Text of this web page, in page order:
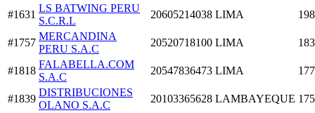
#1631
LS BATWING PERU
S.C.R.L
20605214038 LIMA
#1757
MERCANDINA
PERU S.A.C
20520718100 LIMA
#1818
FALABELLA.COM
S.A.C
20547836473 LIMA
#1839
DISTRIBUCIONES
OLANO S.A.C
20103365628 LAMBAYEQUE